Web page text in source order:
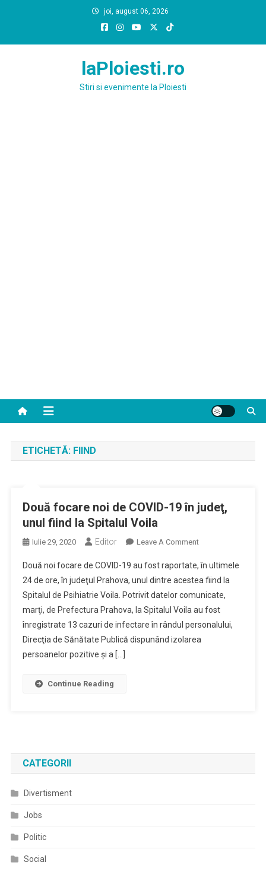
joi, august 06, 2026
laPloiesti.ro
Stiri si evenimente la Ploiesti
ETICHETĂ: FIIND
Două focare noi de COVID-19 în judeţ,
unul fiind la Spitalul Voila
Iulie 29, 2020 Editor Leave A CommentOn
Focare
Noi
De
COVID-
19
În
Două noi focare de COVID-19 au fost raportate, în ultimele
24 de ore, în judeţul Prahova, unul dintre acestea fiind la
Spitalul de Psihiatrie Voila. Potrivit datelor comunicate,
marţi, de Prefectura Prahova, la Spitalul Voila au fost
înregistrate 13 cazuri de infectare în rândul personalului,
Direcţia de Sănătate Publică dispunând izolarea
persoanelor pozitive şi a […]
Continue Reading
CATEGORII
Divertisment
Jobs
Politic
Social